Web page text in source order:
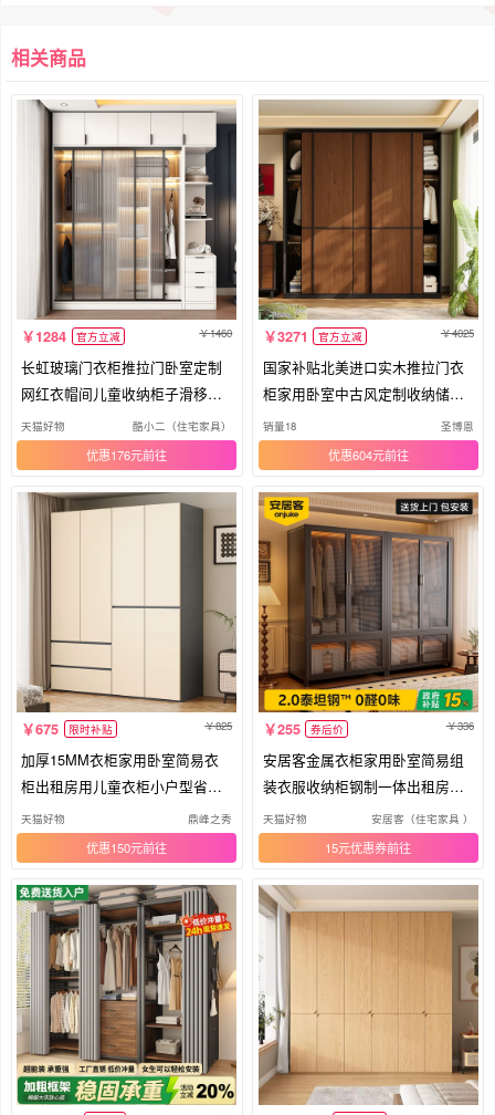
相关商品
1284 官方立减 1460
长虹玻璃门衣柜推拉门卧室定制
网红衣帽间儿童收纳柜子滑移门
衣橱
天猫好物 酷小二（住宅家具）
优惠176元
3271 官方立减 4025
国家补贴北美进口实木推拉门衣
柜家用卧室中古风定制收纳储物
衣橱
销量18 圣博恩
优惠604元
675 限时补贴 825
加厚15MM衣柜家用卧室简易衣
柜出租房用儿童衣柜小户型省空
间衣橱
天猫好物 鼎峰之秀
优惠150元
255 券后价 336
安居客金属衣柜家用卧室简易组
装衣服收纳柜钢制一体出租房用
衣橱
天猫好物 安居客（住宅家具 ）
15元优惠券